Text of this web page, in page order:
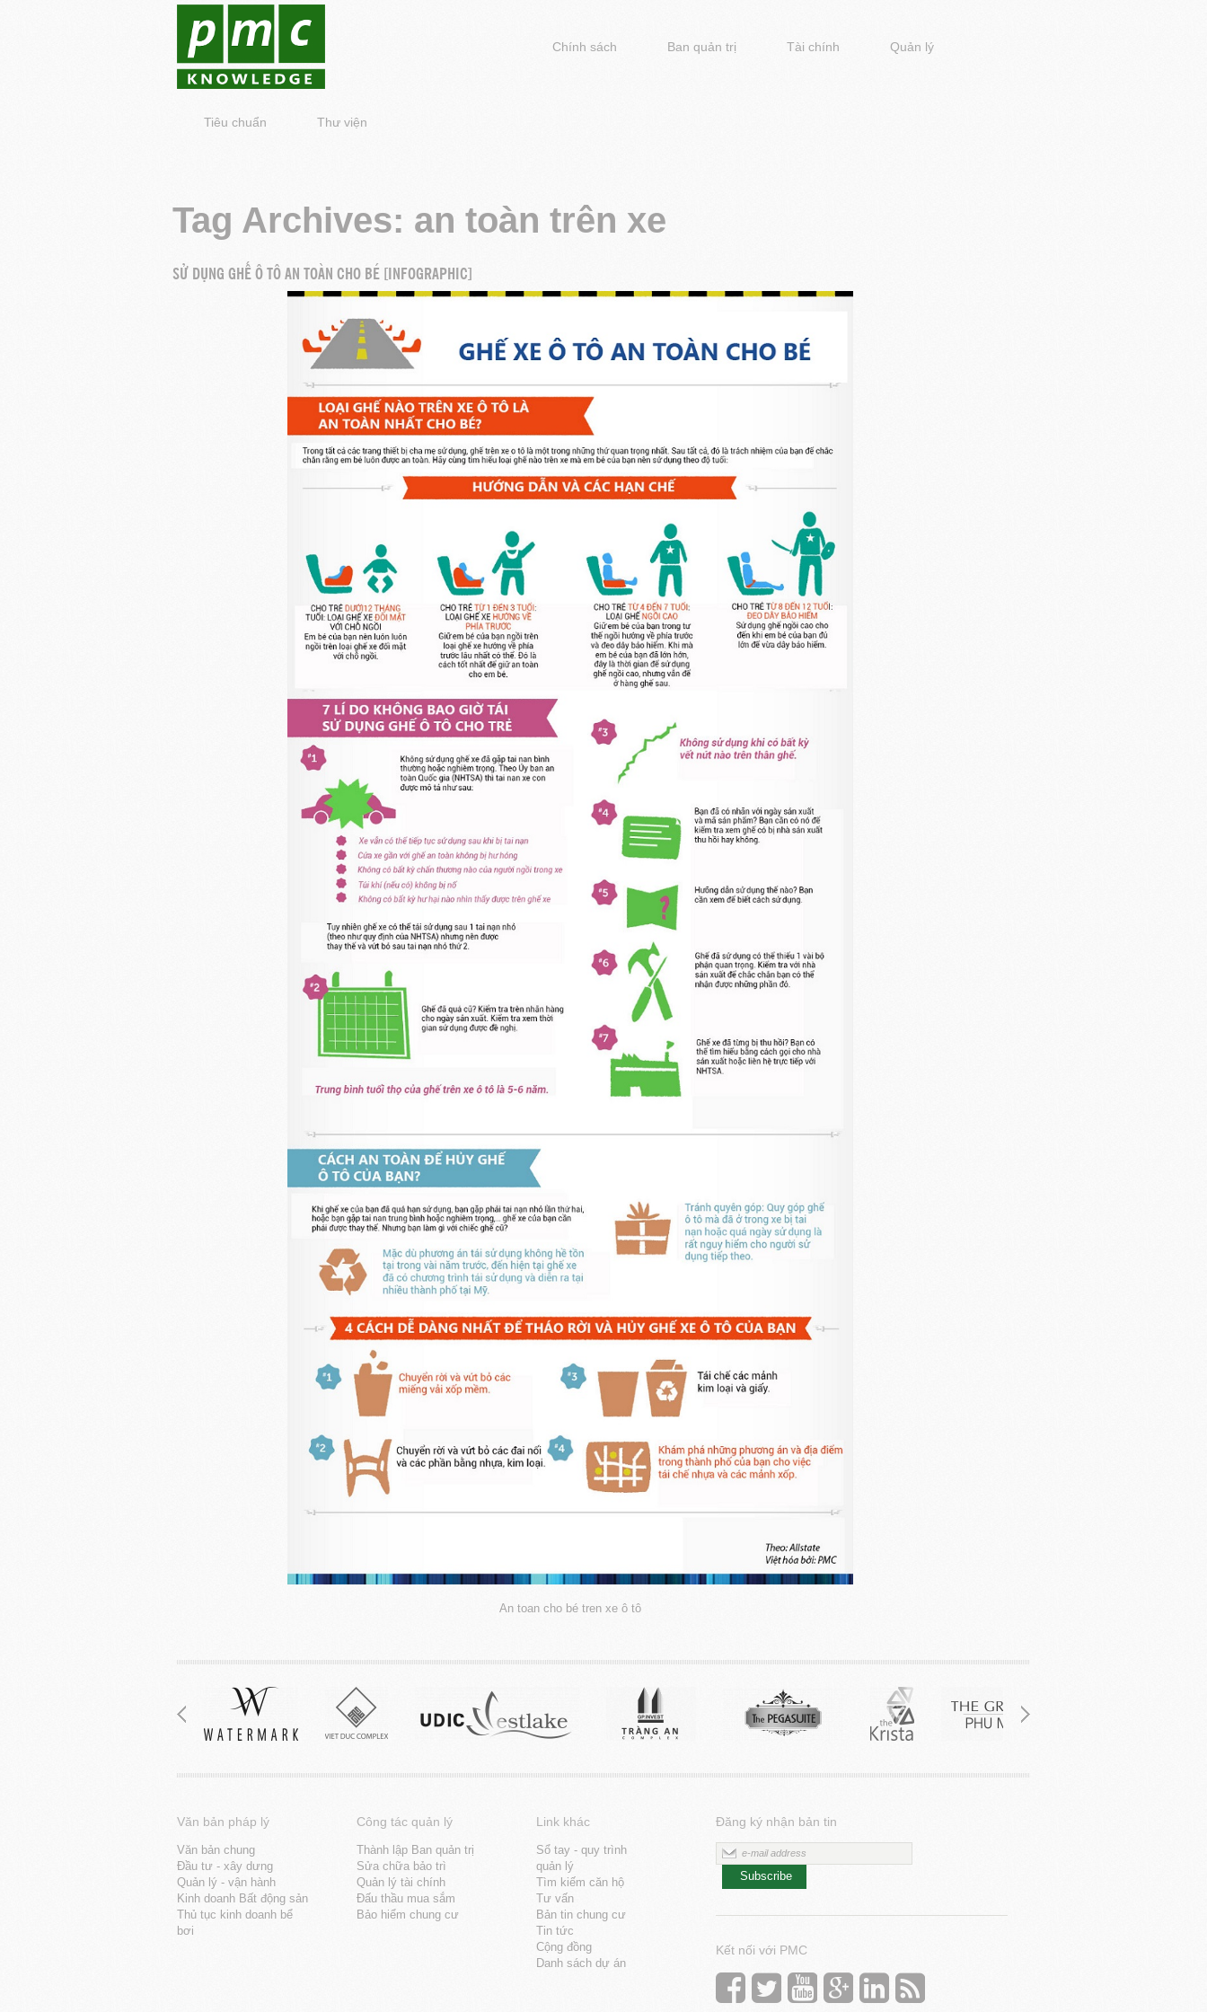
Chính sách Ban quản trị Tài chính Quản lý
Tiêu chuẩn Thư viện
Tag Archives: an toàn trên xe
SỬ DỤNG GHẾ Ô TÔ AN TOÀN CHO BÉ [INFOGRAPHIC]
An toan cho bé tren xe ô tô
Văn bản pháp lý
Văn bản chung
Đầu tư - xây dưng
Quản lý - vận hành
Kinh doanh Bất động sản
Thủ tục kinh doanh bể
bơi
Công tác quản lý
Thành lập Ban quản trị
Sửa chữa bảo trì
Quản lý tài chính
Đấu thầu mua sắm
Bảo hiểm chung cư
Link khác
Sổ tay - quy trình
quản lý
Tìm kiếm căn hộ
Tư vấn
Bản tin chung cư
Tin tức
Cộng đồng
Danh sách dự án
Đăng ký nhận bản tin
Subscribe
Kết nối với PMC